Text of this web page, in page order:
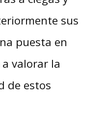
sus
puesta en
valorar la
de estos